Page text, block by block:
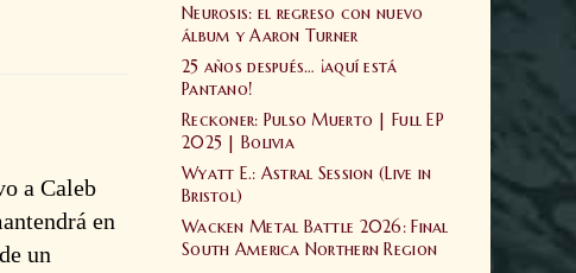
a Caleb
en
un
Neurosis: el regreso con nuevo
álbum y Aaron Turner
25 años después… ¡aquí está
Pantano!
Reckoner: Pulso Muerto | Full EP
2025 | Bolivia
Wyatt E.: Astral Session (Live in
Bristol)
Wacken Metal Battle 2026: Final
South America Northern Region